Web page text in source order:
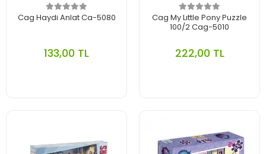
Cag Haydi Anlat Ca-5080
133,00 TL
Cag My Lıttle Pony Puzzle
100/2 Cag-5010
222,00 TL